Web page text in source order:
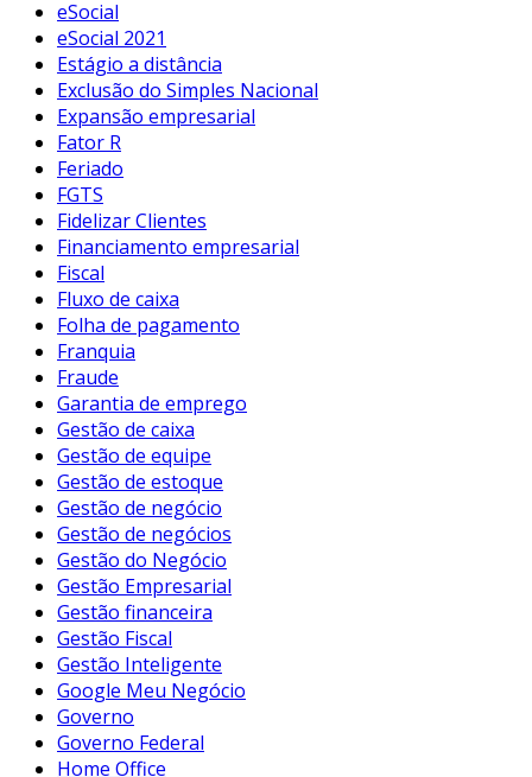
eSocial
eSocial 2021
Estágio a distância
Exclusão do Simples Nacional
Expansão empresarial
Fator R
Feriado
FGTS
Fidelizar Clientes
Financiamento empresarial
Fiscal
Fluxo de caixa
Folha de pagamento
Franquia
Fraude
Garantia de emprego
Gestão de caixa
Gestão de equipe
Gestão de estoque
Gestão de negócio
Gestão de negócios
Gestão do Negócio
Gestão Empresarial
Gestão financeira
Gestão Fiscal
Gestão Inteligente
Google Meu Negócio
Governo
Governo Federal
Home Office